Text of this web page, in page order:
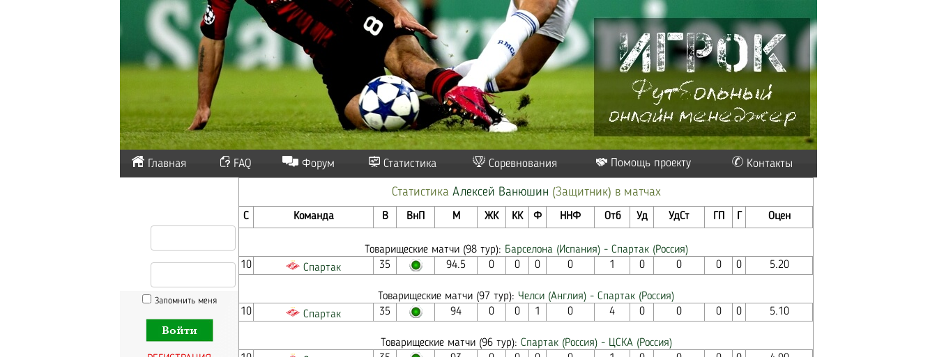
Главная FAQ Форум Статистика Соревнования Помощь проекту Контакты
Запомнить меня
Статистика Алексей Ванюшин (Защитник) в матчах
С Команда В ВнП М ЖК КК Ф ННФ Отб Уд УдСт ГП Г Оцен
Товарищеские матчи (98 тур): Барселона (Испания) - Спартак (Россия)
10
Спартак 35 94.5 0 0 0 0 1 0 0 0 0 5.20
Товарищеские матчи (97 тур): Челси (Англия) - Спартак (Россия)
10
Спартак 35 94 0 0 1 0 4 0 0 0 0 5.10
Товарищеские матчи (96 тур): Спартак (Россия) - ЦСКА (Россия)